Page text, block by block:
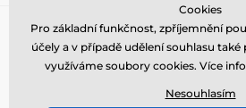
Cookies
Pro základní funkčnost, zpříjemnění
účely a v případě udělení souhlasu
využíváme soubory cookies. Více
Nesouhlasím